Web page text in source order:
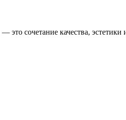
сочетание качества,